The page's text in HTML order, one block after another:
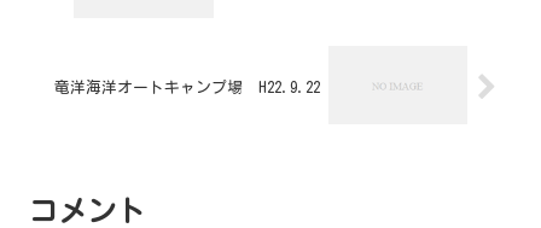
竜洋海洋オートキャンプ場 H22.9.22
コメント